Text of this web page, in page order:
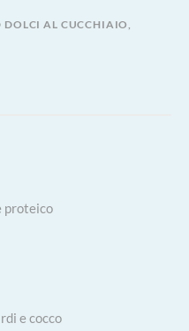
DOLCI AL CUCCHIAIO,
proteico
e cocco